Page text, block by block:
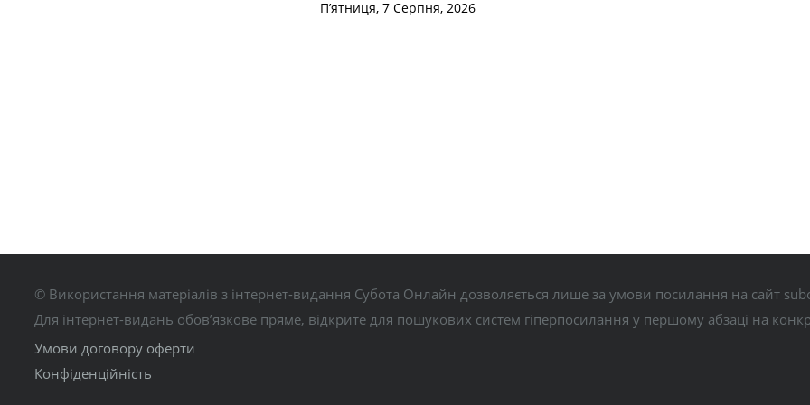
П’ятниця, 7 Серпня, 2026
© Використання матеріалів з інтернет-видання Субота Онлайн дозволяється лише за умови посилання на сайт
Для інтернет-видань обов’язкове пряме, відкрите для пошукових систем гіперпосилання у першому абзаці на
Умови договору оферти
Конфіденційність